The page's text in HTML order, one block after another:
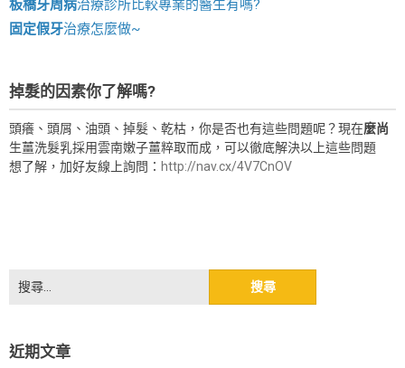
板橋牙周病治療診所比較專業的醫生有嗎?
固定假牙治療怎麼做~
掉髮的因素你了解嗎?
頭癢、頭屑、油頭、掉髮、乾枯，你是否也有這些問題呢？現在麼尚
生薑洗髮乳採用雲南嫩子薑粹取而成，可以徹底解決以上這些問題
想了解，加好友線上詢問： http://nav.cx/4V7CnOV
搜
尋
字:
近期文章